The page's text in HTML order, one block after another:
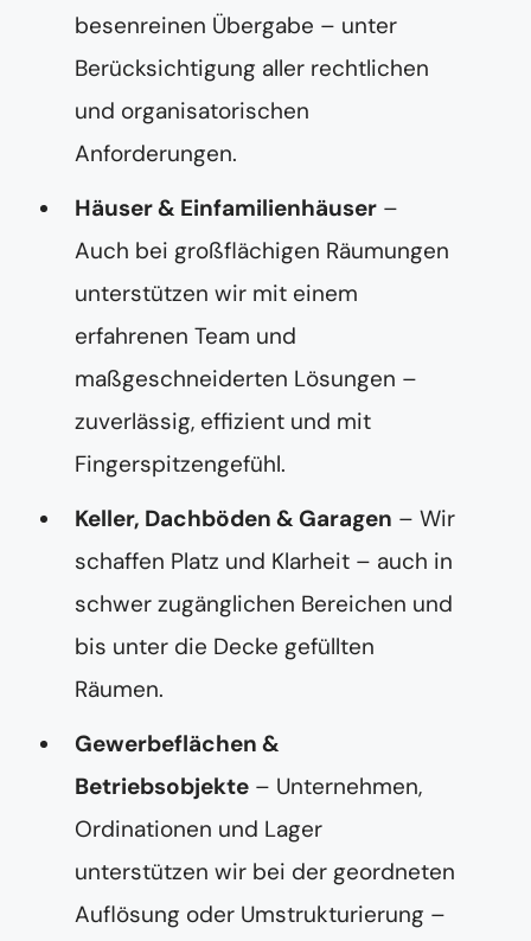
besenreinen Übergabe – unter
Berücksichtigung aller rechtlichen
und organisatorischen
Anforderungen.
Häuser & Einfamilienhäuser –
Auch bei großflächigen Räumungen
unterstützen wir mit einem
erfahrenen Team und
maßgeschneiderten Lösungen –
zuverlässig, effizient und mit
Fingerspitzengefühl.
Keller, Dachböden & Garagen – Wir
schaffen Platz und Klarheit – auch in
schwer zugänglichen Bereichen und
bis unter die Decke gefüllten
Räumen.
Gewerbeflächen &
Betriebsobjekte – Unternehmen,
Ordinationen und Lager
unterstützen wir bei der geordneten
Auflösung oder Umstrukturierung –